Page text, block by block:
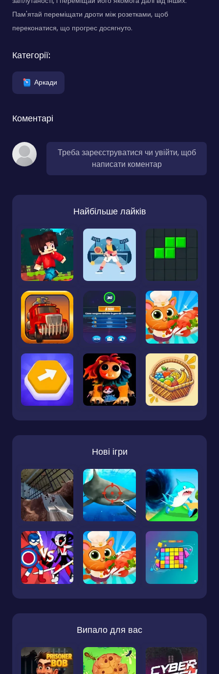
Пам'ятай переміщати дроти між розетками, щоб
переконатися, що прогрес досягнуто.
Категорії:
Аркади
Коментарі
Треба зареєструватися чи увійти, щоб
написати коментар
Найбільше лайків
Нові ігри
Випало для вас